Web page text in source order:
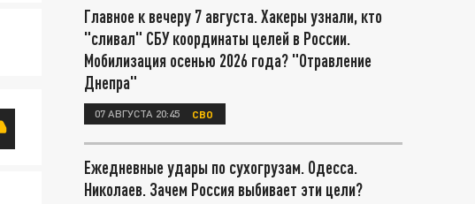
Главное к вечеру 7 августа. Хакеры узнали, кто
"сливал" СБУ координаты целей в России.
Мобилизация осенью 2026 года? "Отравление
Днепра"
07 АВГУСТА 20:45 СВО
Ежедневные удары по сухогрузам. Одесса.
Николаев. Зачем Россия выбивает эти цели?